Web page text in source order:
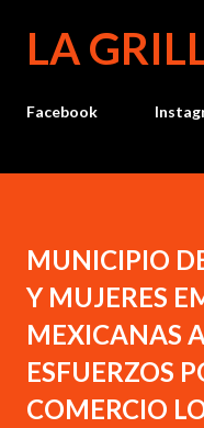
LA
Facebook
MUNICIPIO
Y MUJERES
MEXICANAS
ESFUERZOS
COMERCIO